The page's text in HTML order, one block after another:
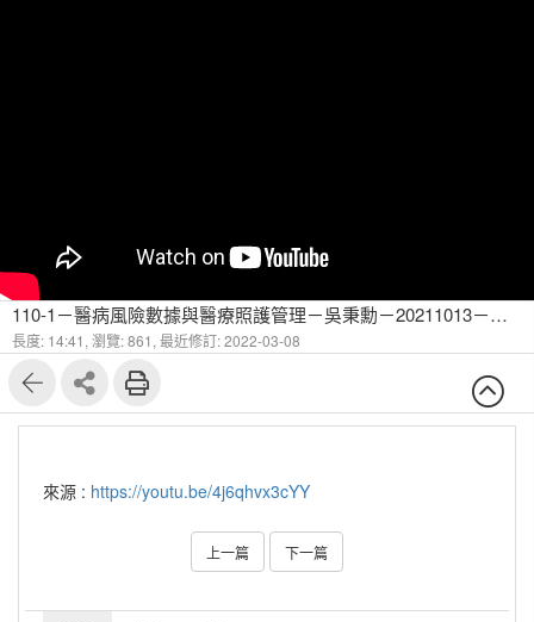
110-1－醫病風險數據與醫療照護管理－吳秉勳－20211013－糖尿病有哪些併發症-7
長度: 14:41, 瀏覽: 861, 最近修訂: 2022-03-08
來源 : https://youtu.be/4j6qhvx3cYY
上一篇 下一篇